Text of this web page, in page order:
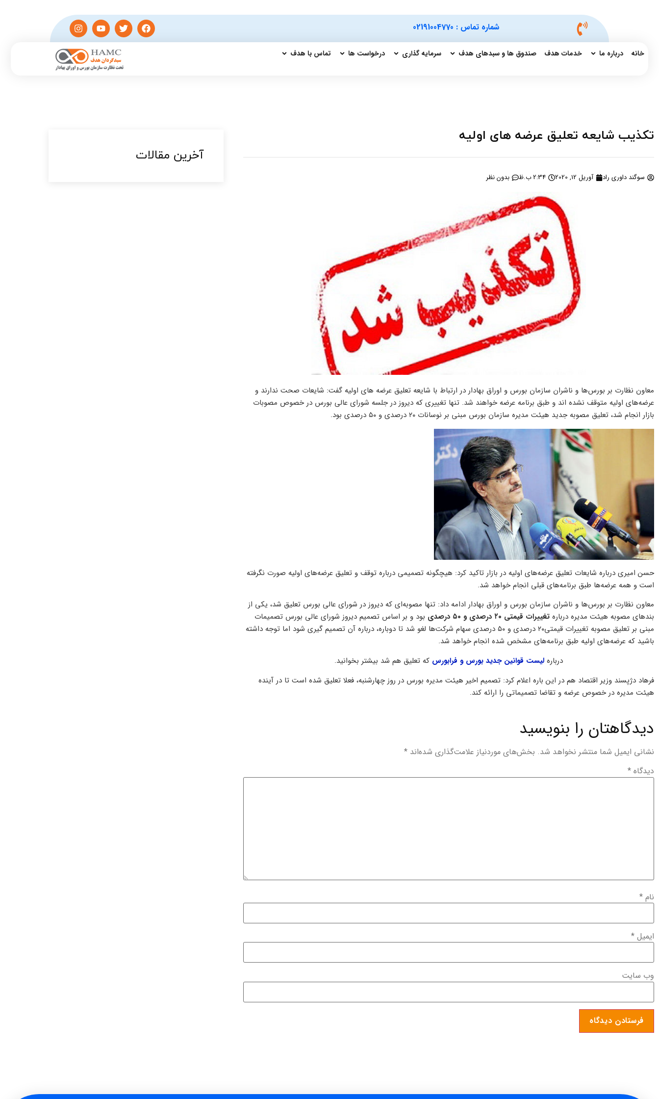
شماره تماس : 02191004770
خانه درباره ما خدمات هدف صندوق ها و سبدهای هدف سرمایه گذاری درخواست ها تماس با هدف
تکذیب شایعه تعلیق عرضه های اولیه
سوگند داوری راد آوریل 12, 2020 2:34 ب.ظ بدون نظر
معاون نظارت بر بورس‌ها و ناشران سازمان بورس و اوراق بهادار در ارتباط با شایعه تعلیق عرضه های اولیه گفت: شایعات صحت ندارند و
عرضه‌های اولیه متوقف نشده اند و طبق برنامه عرضه خواهند شد. تنها تغییری که دیروز در جلسه شورای عالی بورس در خصوص مصوبات
بازار انجام شد، تعلیق مصوبه جدید هیئت مدیره سازمان بورس مبنی بر نوسانات ۲۰ درصدی و ۵۰ درصدی بود.
حسن امیری درباره شایعات تعلیق عرضه‌های اولیه در بازار تاکید کرد: هیچگونه تصمیمی درباره توقف و تعلیق عرضه‌های اولیه صورت نگرفته
است و همه عرضه‌ها طبق برنامه‌های قبلی انجام خواهد شد.
معاون نظارت بر بورس‌ها و ناشران سازمان بورس و اوراق بهادار ادامه داد: تنها مصوبه‌ای که دیروز در شورای عالی بورس تعلیق شد، یکی از
بند‌های مصوبه هیئت مدیره درباره تغییرات قیمتی ۲۰ درصدی و ۵۰ درصدی
بود و بر اساس تصمیم دیروز شورای عالی بورس تصمیمات
مبنی بر تعلیق مصوبه تغییرات قیمتی۲۰ درصدی و ۵۰ درصدی سهام شرکت‌ها لغو شد تا دوباره، درباره آن تصمیم گیری شود اما توجه داشته
باشید که عرضه‌های اولیه طبق برنامه‌های مشخص شده انجام خواهد شد.
درباره لیست قوانین جدید بورس و فرابورس که تعلیق هم شد بیشتر بخوانید.
فرهاد دژپسند وزیر اقتصاد هم در این باره اعلام کرد: تصمیم اخیر هیئت مدیره بورس در روز چهارشنبه، فعلا تعلیق شده است تا در آینده
هیئت مدیره در خصوص عرضه و تقاضا تصمیماتی را ارائه کند.
دیدگاهتان را بنویسید
نشانی ایمیل شما منتشر نخواهد شد. بخش‌های موردنیاز علامت‌گذاری شده‌اند *
دیدگاه *
نام *
ایمیل *
وب‌ سایت
آخرین مقالات​